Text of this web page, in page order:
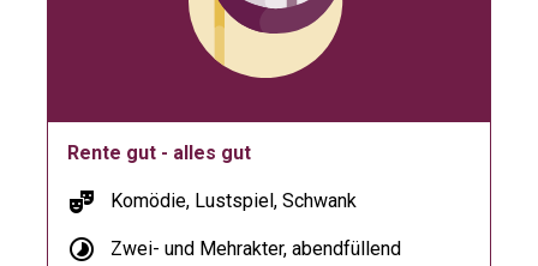
Rente gut - alles gut
theater_comedy Komödie, Lustspiel, Schwank
timelapse Zwei- und Mehrakter, abendfüllend